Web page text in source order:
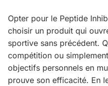
Opter pour le Peptide
choisir un produit qui
sportive sans précédent.
compétition ou
objectifs personnels en
prouve son efficacité. En